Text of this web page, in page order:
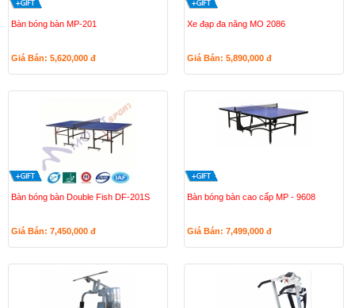
Bàn bóng bàn MP-201
Giá Bán: 5,620,000 đ
Xe đạp đa năng MO 2086
Giá Bán: 5,890,000 đ
Bàn bóng bàn Double Fish DF-201S
Giá Bán: 7,450,000 đ
Bàn bóng bàn cao cấp MP - 9608
Giá Bán: 7,499,000 đ